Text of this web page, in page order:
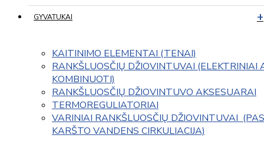
GYVATUKAI
KAITINIMO ELEMENTAI (TENAI)
RANKŠLUOSČIŲ DŽIOVINTUVAI (ELEKTRINIAI
KOMBINUOTI)
RANKŠLUOSČIŲ DŽIOVINTUVO AKSESUARAI
TERMOREGULIATORIAI
VARINIAI RANKŠLUOSČIŲ DŽIOVINTUVAI
KARŠTO VANDENS CIRKULIACIJA)